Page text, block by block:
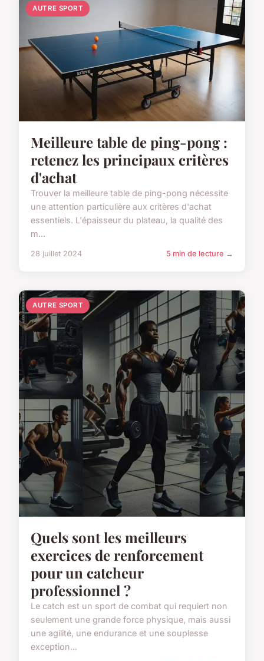
AUTRE SPORT
Meilleure table de ping-pong :
retenez les principaux critères
d'achat
Trouver la meilleure table de ping-pong nécessite
une attention particulière aux critères d'achat
essentiels. L'épaisseur du plateau, la qualité des
m...
28 juillet 2024 5 min de lecture →
AUTRE SPORT
Quels sont les meilleurs
exercices de renforcement
pour un catcheur
professionnel ?
Le catch est un sport de combat qui requiert non
seulement une grande force physique, mais aussi
une agilité, une endurance et une souplesse
exception...